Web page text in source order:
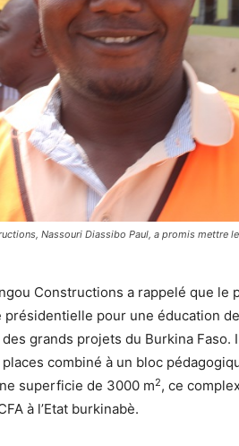
Nassouri Diassibo Paul, a promis mettre
Constructions a rappelé que le
présidentielle pour une éducation
des grands projets du Burkina
combiné à un bloc
superficie de 3000 m2, ce
à l’Etat burkinabè.